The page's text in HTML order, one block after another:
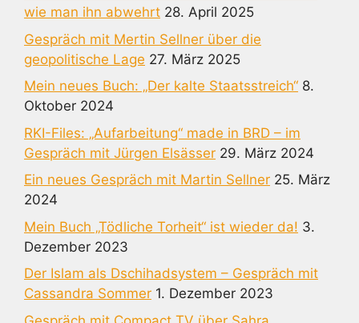
wie man ihn abwehrt 28. April 2025
Gespräch mit Mertin Sellner über die
geopolitische Lage 27. März 2025
Mein neues Buch: „Der kalte Staatsstreich“ 8.
Oktober 2024
RKI-Files: „Aufarbeitung“ made in BRD – im
Gespräch mit Jürgen Elsässer 29. März 2024
Ein neues Gespräch mit Martin Sellner 25. März
2024
Mein Buch „Tödliche Torheit“ ist wieder da! 3.
Dezember 2023
Der Islam als Dschihadsystem – Gespräch mit
Cassandra Sommer 1. Dezember 2023